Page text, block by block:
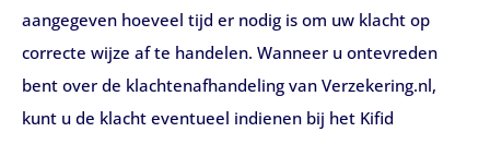
aangegeven hoeveel tijd er nodig is om uw klacht op
correcte wijze af te handelen. Wanneer u ontevreden
bent over de klachtenafhandeling van Verzekering.nl,
kunt u de klacht eventueel indienen bij het Kifid